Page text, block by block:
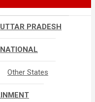
UTTAR PRADESH
NATIONAL
Other States